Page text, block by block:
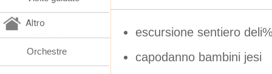
escursione sentiero
capodanno bambini jesi
Altro
Orchestre